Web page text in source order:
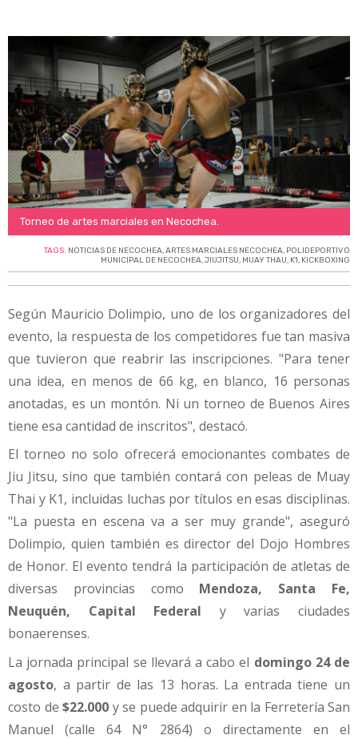
Torneo de artes marciales en Necochea.
TAGS: NOTICIAS DE NECOCHEA,ARTES MARCIALES NECOCHEA, POLIDEPORTIVO
MUNICIPAL DE NECOCHEA,JIUJITSU, MUAY THAU, K1, KICKBOXING
Según Mauricio Dolimpio, uno de los organizadores del
evento, la respuesta de los competidores fue tan masiva
que tuvieron que reabrir las inscripciones. "Para tener
una idea, en menos de 66 kg, en blanco, 16 personas
anotadas, es un montón. Ni un torneo de Buenos Aires
tiene esa cantidad de inscritos", destacó.
El torneo no solo ofrecerá emocionantes combates de
Jiu Jitsu, sino que también contará con peleas de Muay
Thai y K1, incluidas luchas por títulos en esas disciplinas.
"La puesta en escena va a ser muy grande", aseguró
Dolimpio, quien también es director del Dojo Hombres
de Honor. El evento tendrá la participación de atletas de
diversas provincias como Mendoza, Santa Fe,
Neuquén, Capital Federal y varias ciudades
bonaerenses.
La jornada principal se llevará a cabo el domingo 24 de
agosto, a partir de las 13 horas. La entrada tiene un
costo de $22.000 y se puede adquirir en la Ferretería San
Manuel (calle 64 N° 2864) o directamente en el